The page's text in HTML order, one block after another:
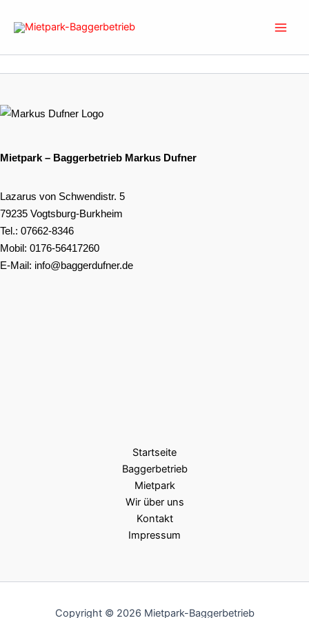
Inhalt
Mietpark – Baggerbetrieb Markus Dufner
Lazarus von Schwendistr. 5
79235 Vogtsburg-Burkheim
Tel.: 07662-8346
Mobil: 0176-56417260
E-Mail: info@baggerdufner.de
Startseite
Baggerbetrieb
Mietpark
Wir über uns
Kontakt
Impressum
Copyright © 2026 Mietpark-Baggerbetrieb